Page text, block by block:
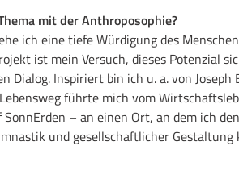
mit der Anthroposophie?
ich eine tiefe Würdigung des
ist mein Versuch, dieses Potenzial
Dialog. Inspiriert bin ich u. a. von Joseph
führte mich vom
– an einen Ort, an dem ich
und gesellschaftlicher Gestaltung